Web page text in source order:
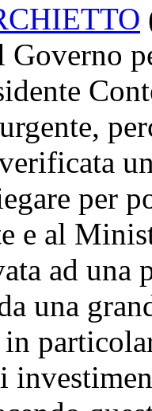
Governo
per
e al
ad
una